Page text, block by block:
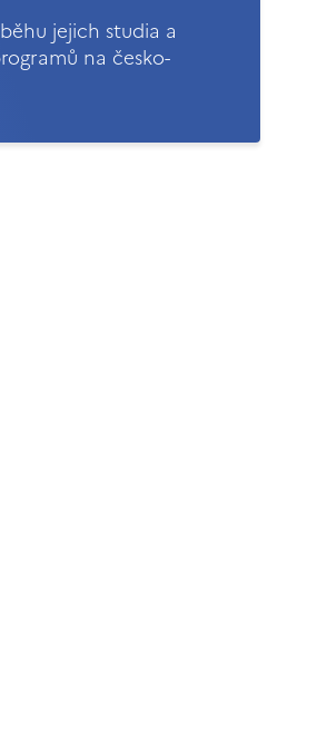
jejich studia a
na česko-